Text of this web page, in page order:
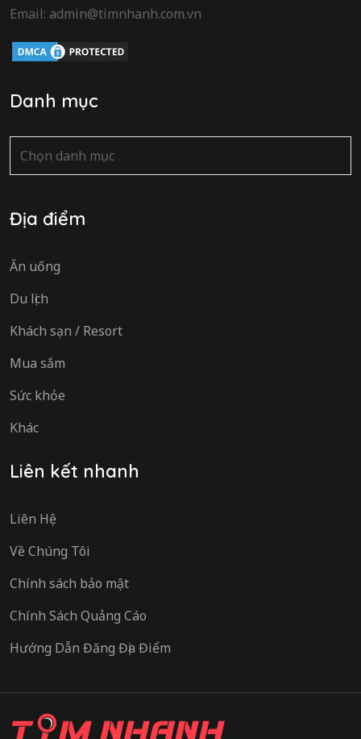
Email: admin@timnhanh.com.vn
Danh mục
Danh
mục
Địa điểm
Ăn uống
Du lịch
Khách sạn / Resort
Mua sắm
Sức khỏe
Khác
Liên kết nhanh
Liên Hệ
Về Chúng Tôi
Chính sách bảo mật
Chính Sách Quảng Cáo
Hướng Dẫn Đăng Địa Điểm